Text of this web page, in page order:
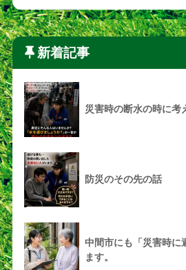
新着記事
災害時の断水の時に考
防災のその先の話
中間市にも「災害時に
ます。